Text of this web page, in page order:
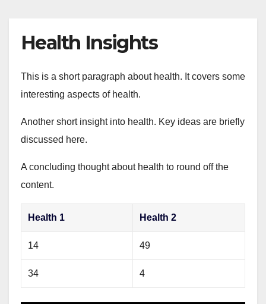
Health Insights
This is a short paragraph about health. It covers some
interesting aspects of health.
Another short insight into health. Key ideas are briefly
discussed here.
A concluding thought about health to round off the
content.
Health 1 Health 2
14 49
34 4